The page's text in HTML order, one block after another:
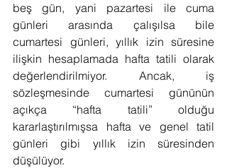
beş gün, yani pazartesi ile cuma
günleri arasında çalışılsa bile
cumartesi günleri, yıllık izin süresine
ilişkin hesaplamada hafta tatili olarak
değerlendirilmiyor. Ancak, iş
sözleşmesinde cumartesi gününün
açıkça “hafta tatili” olduğu
kararlaştırılmışsa hafta ve genel tatil
günleri gibi yıllık izin süresinden
düşülüyor.